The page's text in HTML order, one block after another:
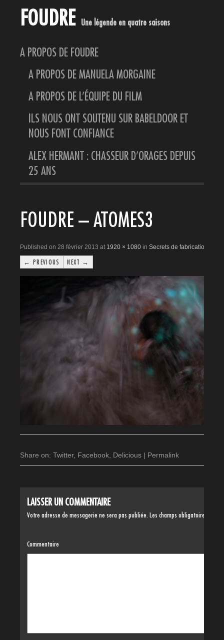
FOUDRE Une légende en quatre saisons
A PROPOS DE FOUDRE
A PROPOS DE MANUELA MORGAINE
A PROPOS DE L’ÉQUIPE DU FILM
ILS NOUS ONT SOUTENU SUR BABELDOOR ET
NOUS FONT CONFIANCE
ALEX HERMANT : CHASSEUR D’ORAGES DEPUIS
25 ANS
FOUDRE – ATOMES3
Published on 28 février 2013 at 1920 × 1080 in Secrets de fabrication
← PREVIOUS NEXT →
Share on: Twitter, Facebook Delicious | Permalink
LAISSER UN COMMENTAIRE
Votre adresse de messagerie ne sera pas publiée. Les champs obligatoires sont
Commentaire